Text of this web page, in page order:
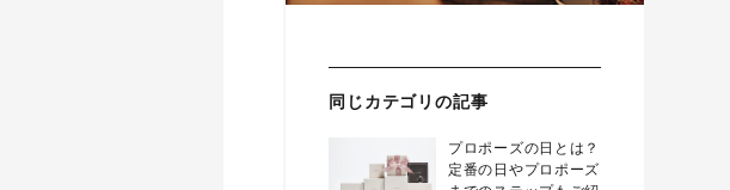
同じカテゴリの記事
プロポーズの日とは？
定番の日やプロポーズ